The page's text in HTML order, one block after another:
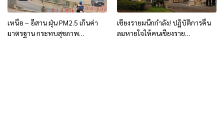
เหนือ – อีสาน ฝุ่น PM2.5 เกินค่า
มาตรฐาน กระทบสุขภาพ
เชียงรายผนึกกำลัง! ปฏิบัติการคืน
ลมหายใจให้คนเชียงราย